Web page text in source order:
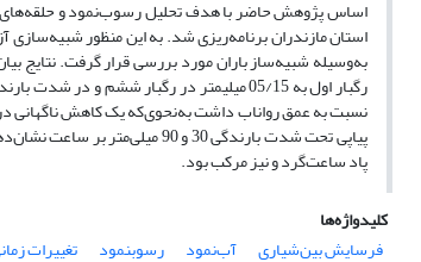
اساس پژوهش حاضر با هدف تحلیل رسوب‌نمود و حلقه‌های
نسبت به عمق رواناب داشت به‌نحوی‌که یک کاهش ناگهانی
پیاپی تحت شدت بارندگی 30
پاد ساعت‌گرد و نیز مرکب بود.
کلیدواژه‌ها
فرسایش بین‌شیاری
آب‌نمود رسوبنمود تغییرات